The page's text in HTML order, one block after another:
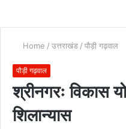
Home / उत्तराखंड / पौड़ी गढ़वाल
पौड़ी गढ़वाल
श्रीनगरः विकास
शिलान्यास